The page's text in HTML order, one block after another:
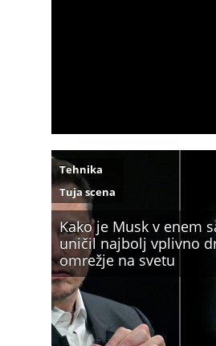
Kako je Musk v enem
uničil najbolj vplivno
omrežje na svetu
Tehnika
Tuja scena